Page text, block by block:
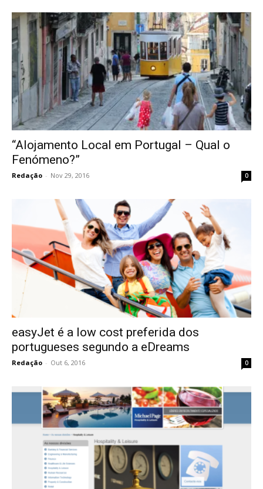
“Alojamento Local em Portugal – Qual o
Fenómeno?”
Redação - Nov 29, 2016 0
easyJet é a low cost preferida dos
portugueses segundo a eDreams
Redação - Out 6, 2016 0